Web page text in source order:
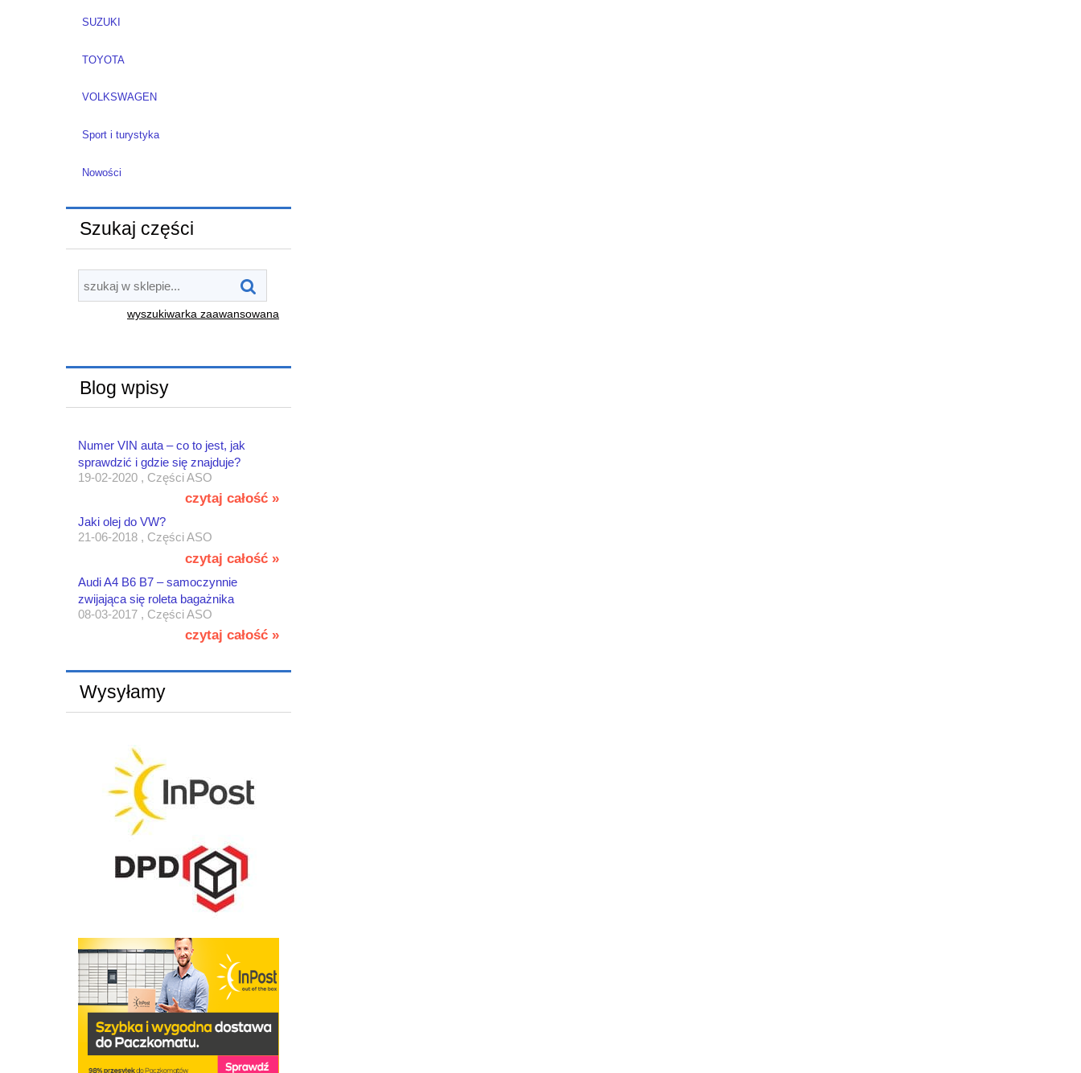
SUZUKI
TOYOTA
VOLKSWAGEN
Sport i turystyka
Nowości
Szukaj części
wyszukiwarka zaawansowana
Blog wpisy
Numer VIN auta – co to jest, jak
sprawdzić i gdzie się znajduje?
19-02-2020 , Części ASO
czytaj całość »
Jaki olej do VW?
21-06-2018 , Części ASO
czytaj całość »
Audi A4 B6 B7 – samoczynnie
zwijająca się roleta bagażnika
08-03-2017 , Części ASO
czytaj całość »
Wysyłamy